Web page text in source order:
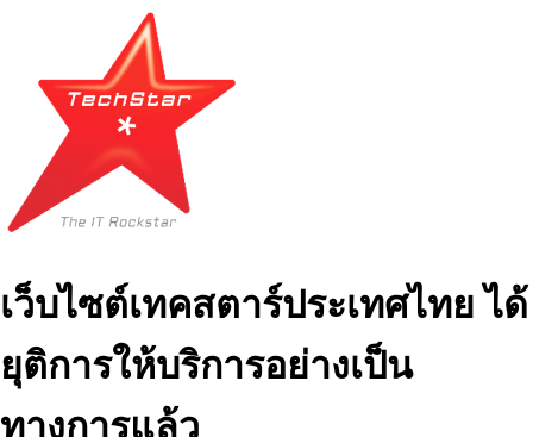
เว็บไซต์เทคสตาร์ประเทศไทย ได้
ยุติการให้บริการอย่างเป็น
ทางการแล้ว